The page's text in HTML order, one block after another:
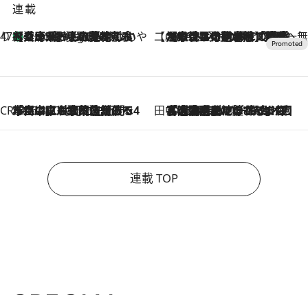
連載
47都道府県の手みやげ ひんやりスイーツで夏を満喫
4 Hours Ago
【兵庫県】この夏絶対食べたい 冷やしておいしいおやつ3選 淡路島の恵みをジェラートに集約 【CREA×星野リゾート】唯一無二。癒しと発見が待つ場所へ
2026.8.7
【トンボの足水浴】ヒノキの香りに包まれて涼感マックス！約13℃の湧水かけ流しを避暑地「星野温泉 トンボの湯」で体験
CREA'S CHOICE
2026.8.7
「立川にも歌舞伎があるんだよ」 片岡仁左衛門・市川中車ら豪華座組みで4年目の立川立飛歌舞伎へ 田中稲の勝手に再ブーム
2026.8.7
「湘南乃風に憧れて」観客大盛上がりの“タオル回し”に、ラッパー顔負けの高速歌唱まで…さだまさし（74）のアグレッシブすぎる現在地
連載 TOP